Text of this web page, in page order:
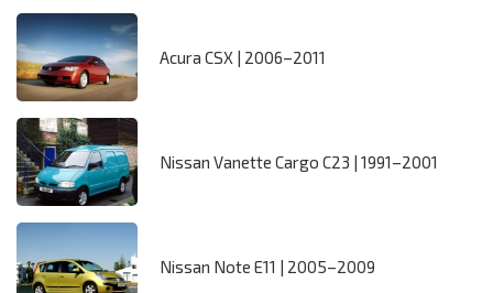
Acura CSX | 2006–2011
Nissan Vanette Cargo C23 | 1991–2001
Nissan Note E11 | 2005–2009